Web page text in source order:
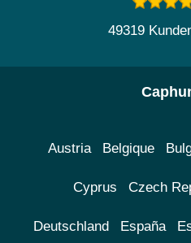
49319
Austria Belgique
Cyprus Czech
Deutschland España